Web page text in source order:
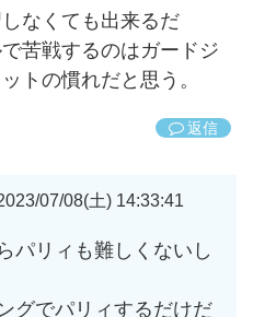
なくても出来るだ
苦戦するのはガードジ
トの慣れだと思う。
返信
07/08(土) 14:33:41
パリィも難しくないし
グでパリィするだけだ